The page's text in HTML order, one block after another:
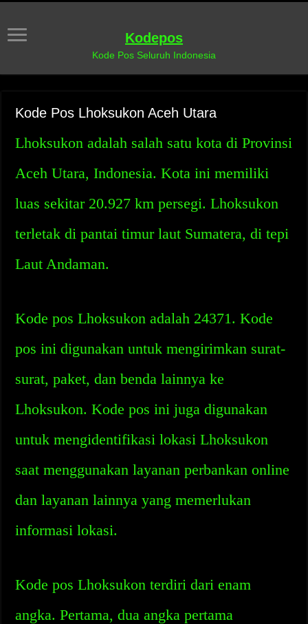
Kodepos
Kode Pos Seluruh Indonesia
Kode Pos Lhoksukon Aceh Utara
Lhoksukon adalah salah satu kota di Provinsi
Aceh Utara, Indonesia. Kota ini memiliki
luas sekitar 20.927 km persegi. Lhoksukon
terletak di pantai timur laut Sumatera, di tepi
Laut Andaman.
Kode pos Lhoksukon adalah 24371. Kode
pos ini digunakan untuk mengirimkan surat-
surat, paket, dan benda lainnya ke
Lhoksukon. Kode pos ini juga digunakan
untuk mengidentifikasi lokasi Lhoksukon
saat menggunakan layanan perbankan online
dan layanan lainnya yang memerlukan
informasi lokasi.
Kode pos Lhoksukon terdiri dari enam
angka. Pertama, dua angka pertama